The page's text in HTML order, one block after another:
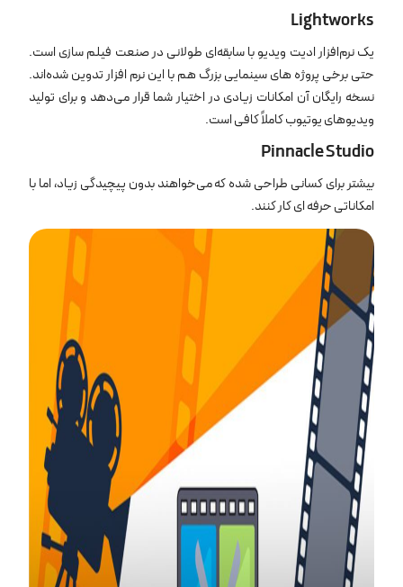
Lightworks
یک نرم‌افزار ادیت ویدیو با سابقه‌ای طولانی در صنعت فیلم ‌سازی است.
حتی برخی پروژه ‌های سینمایی بزرگ هم با این نرم ‌افزار تدوین شده‌اند.
نسخه رایگان آن امکانات زیادی در اختیار شما قرار می‌دهد و برای تولید
ویدیوهای یوتیوب کاملاً کافی است.
Pinnacle Studio
بیشتر برای کسانی طراحی شده که می‌خواهند بدون پیچیدگی زیاد، اما با
امکاناتی حرفه ‌ای کار کنند.